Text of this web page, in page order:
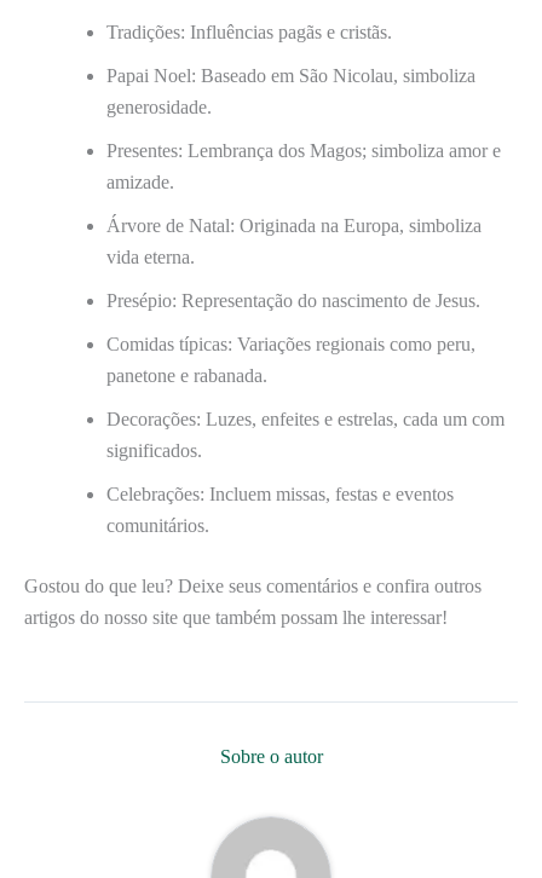
Tradições: Influências pagãs e cristãs.
Papai Noel: Baseado em São Nicolau, simboliza
generosidade.
Presentes: Lembrança dos Magos; simboliza amor e
amizade.
Árvore de Natal: Originada na Europa, simboliza
vida eterna.
Presépio: Representação do nascimento de Jesus.
Comidas típicas: Variações regionais como peru,
panetone e rabanada.
Decorações: Luzes, enfeites e estrelas, cada um com
significados.
Celebrações: Incluem missas, festas e eventos
comunitários.
Gostou do que leu? Deixe seus comentários e confira outros
artigos do nosso site que também possam lhe interessar!
Sobre o autor